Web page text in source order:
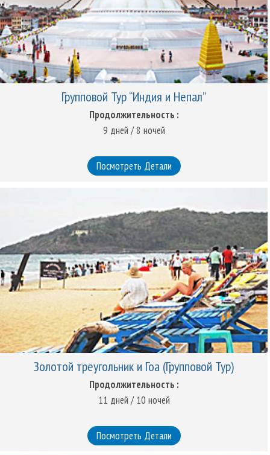
Групповой Тур “Индия и Непал”
Продолжительность :
9 дней / 8 ночей
Посмотреть Детали
Золотой треугольник и Гоа (Групповой Тур)
Продолжительность :
11 дней / 10 ночей
Посмотреть Детали